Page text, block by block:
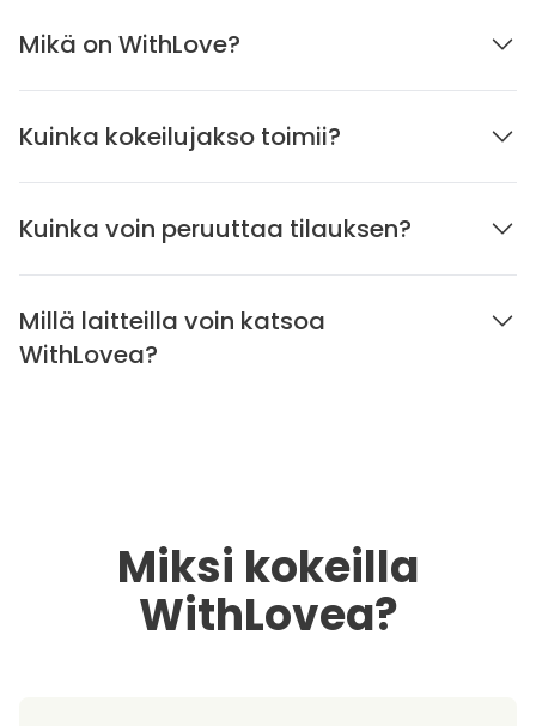
Mikä on WithLove?
Kuinka kokeilujakso toimii?
Kuinka voin peruuttaa tilauksen?
Millä laitteilla voin katsoa
WithLovea?
Miksi kokeilla
WithLovea?